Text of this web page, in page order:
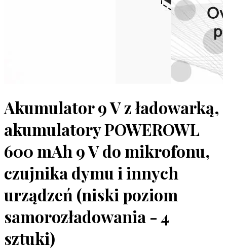
Akumulator 9 V z ładowarką,
akumulatory POWEROWL
600 mAh 9 V do mikrofonu,
czujnika dymu i innych
urządzeń (niski poziom
samorozładowania - 4
sztuki)